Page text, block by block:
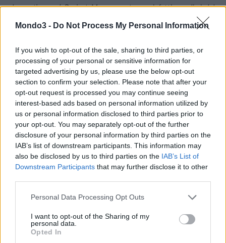
Mondo3 - Do Not Process My Personal Information
If you wish to opt-out of the sale, sharing to third parties, or
processing of your personal or sensitive information for
targeted advertising by us, please use the below opt-out
section to confirm your selection. Please note that after your
opt-out request is processed you may continue seeing
interest-based ads based on personal information utilized by
us or personal information disclosed to third parties prior to
your opt-out. You may separately opt-out of the further
disclosure of your personal information by third parties on the
IAB’s list of downstream participants. This information may
also be disclosed by us to third parties on the IAB’s List of
Downstream Participants that may further disclose it to other
Personal Data Processing Opt Outs
I want to opt-out of the Sharing of my
personal data.
Opted In
Innovation and Project Managementsono infatti peculiari del
programma internazionale della Scuola, giunto alla 28° edizione.
A ricevere il diploma sono circa60 studenti MBA, provenienti da
undici Paesi diversi, fra cui Stati Uniti, Canada, Iran, Namibia,
Indonesia, Messico e Perù.
CS
CONDIVIDI QUESTO ARTICOLO:
E-mail LinkedIn Facebook
X Mastodon Telegram